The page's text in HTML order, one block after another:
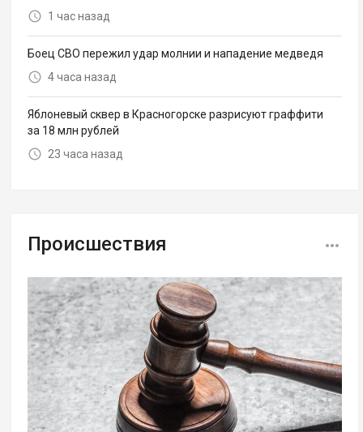
1 час назад
Боец СВО пережил удар молнии и нападение медведя
4 часа назад
Яблоневый сквер в Красногорске разрисуют граффити
за 18 млн рублей
23 часа назад
Происшествия